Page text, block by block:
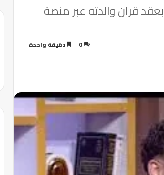
قران والدته عبر منصة
0 دقيقة واحدة